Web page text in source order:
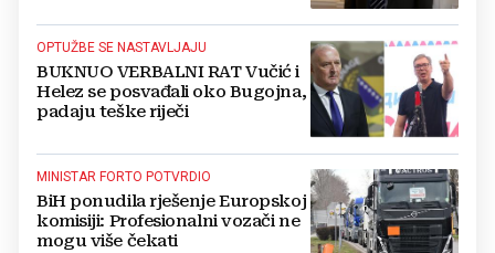
OPTUŽBE SE NASTAVLJAJU
BUKNUO VERBALNI RAT Vučić i
Helez se posvađali oko Bugojna,
padaju teške riječi
MINISTAR FORTO POTVRDIO
BiH ponudila rješenje Europskoj
komisiji: Profesionalni vozači ne
mogu više čekati